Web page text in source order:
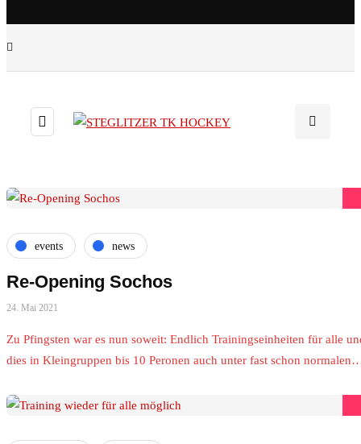
events news
Re-Opening Sochos
24. Mai 2021
Zu Pfingsten war es nun soweit: Endlich Trainingseinheiten für alle
dies in Kleingruppen bis 10 Peronen auch unter fast schon